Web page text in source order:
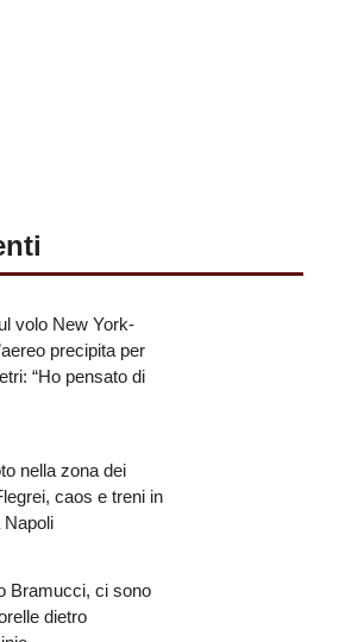
volo New York-
precipita per
“Ho pensato di
nella zona dei
caos e treni in
Napoli
Bramucci, ci sono
dietro